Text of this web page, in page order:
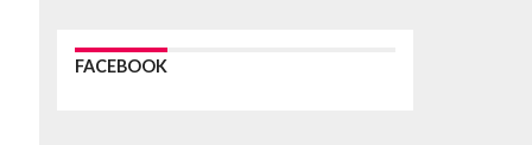
WYDARZENIA
FACEBOOK